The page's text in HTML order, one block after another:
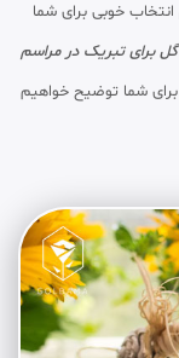
خوبی برای شما
برای تبریک در مراسم
شما توضیح خواهیم